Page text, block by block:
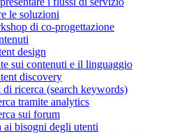
le soluzioni
di co-progettazione
design
sui contenuti e il linguaggio
discovery
ricerca (search keywords)
tramite analytics
sui forum
ai bisogni degli utenti